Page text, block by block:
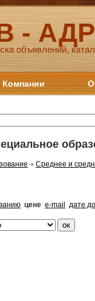
-
объявлений,
Компании
Среднее и
цене e-mail дате